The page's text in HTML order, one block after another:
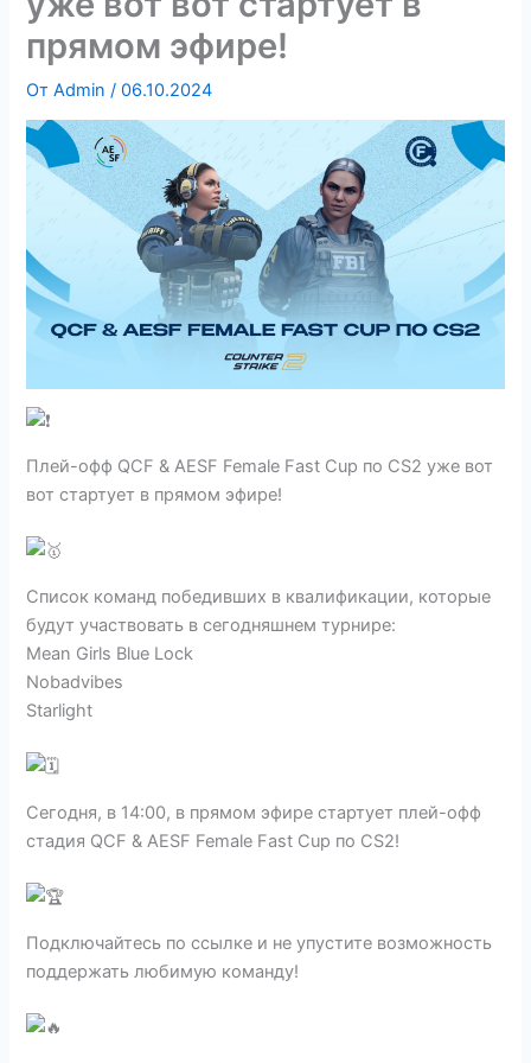
прямом эфире!
ОтAdmin/06.10.2024
Плей-офф QCF & AESF Female Fast Cup по CS2 уже вот
вот стартует в прямом эфире!
Список команд победивших в квалификации, которые
будут участвовать в сегодняшнем турнире:
Mean Girls Blue Lock
Nobadvibes
Starlight
Сегодня, в 14:00, в прямом эфире стартует плей-офф
стадия QCF & AESF Female Fast Cup по CS2!
Подключайтесь по ссылке и не упустите возможность
поддержать любимую команду!